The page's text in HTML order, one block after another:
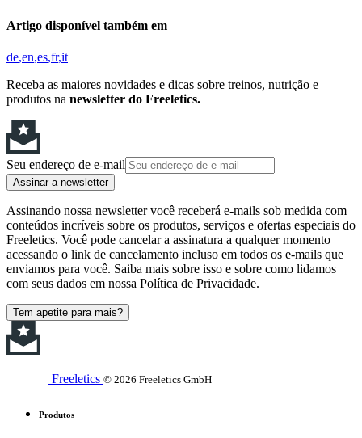
Artigo disponível também em
de en es fr it
Receba as maiores novidades e dicas sobre treinos, nutrição e
produtos na newsletter do Freeletics.
Seu endereço de e-mail
Assinar a newsletter
Assinando nossa newsletter você receberá e-mails sob medida com
conteúdos incríveis sobre os produtos, serviços e ofertas especiais do
Freeletics. Você pode cancelar a assinatura a qualquer momento
acessando o link de cancelamento incluso em todos os e-mails que
enviamos para você. Saiba mais sobre isso e sobre como lidamos
com seus dados em nossa Política de Privacidade.
Tem apetite para mais?
Freeletics © 2026 Freeletics GmbH
Produtos